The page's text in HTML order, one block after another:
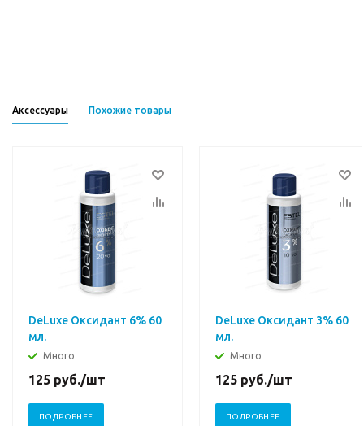
Аксессуары Похожие товары
DeLuxe Оксидант 6% 60
мл.
Много
125 руб./шт
ПОДРОБНЕЕ
DeLuxe Оксидант 3% 60
мл.
Много
125 руб./шт
ПОДРОБНЕЕ